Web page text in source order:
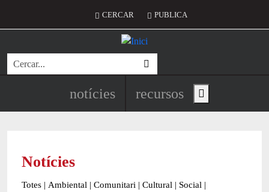
Menú del compte d'usuari
CERCAR PUBLICA
Cerca
Navegació principal de
notícies recursos Show main menu
Notícies
Totes | Ambiental | Comunitari | Cultural | Social |